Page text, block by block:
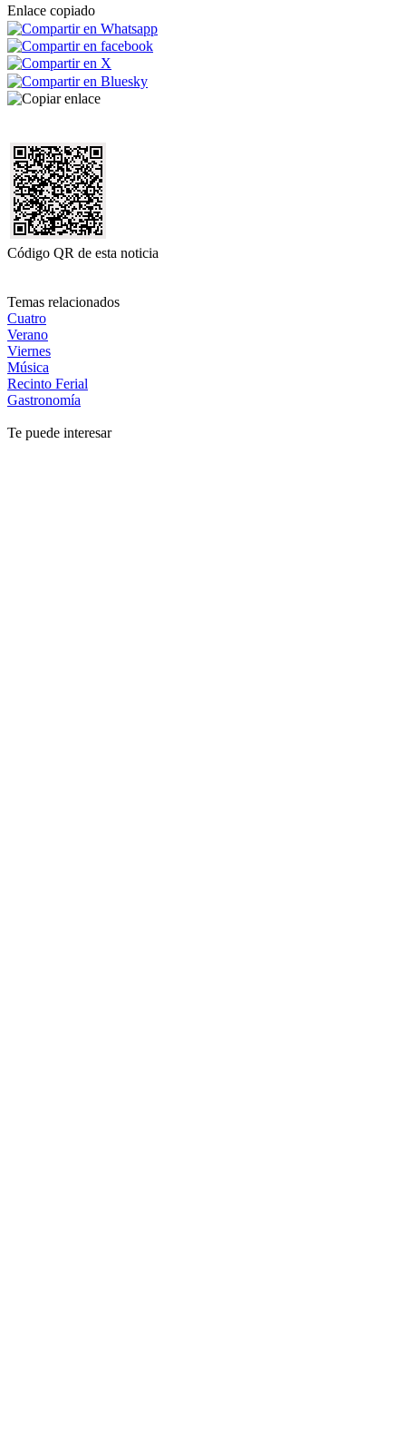
Enlace copiado
Código QR de esta noticia
Temas relacionados
Cuatro
Verano
Viernes
Música
Recinto Ferial
Gastronomía
Te puede interesar